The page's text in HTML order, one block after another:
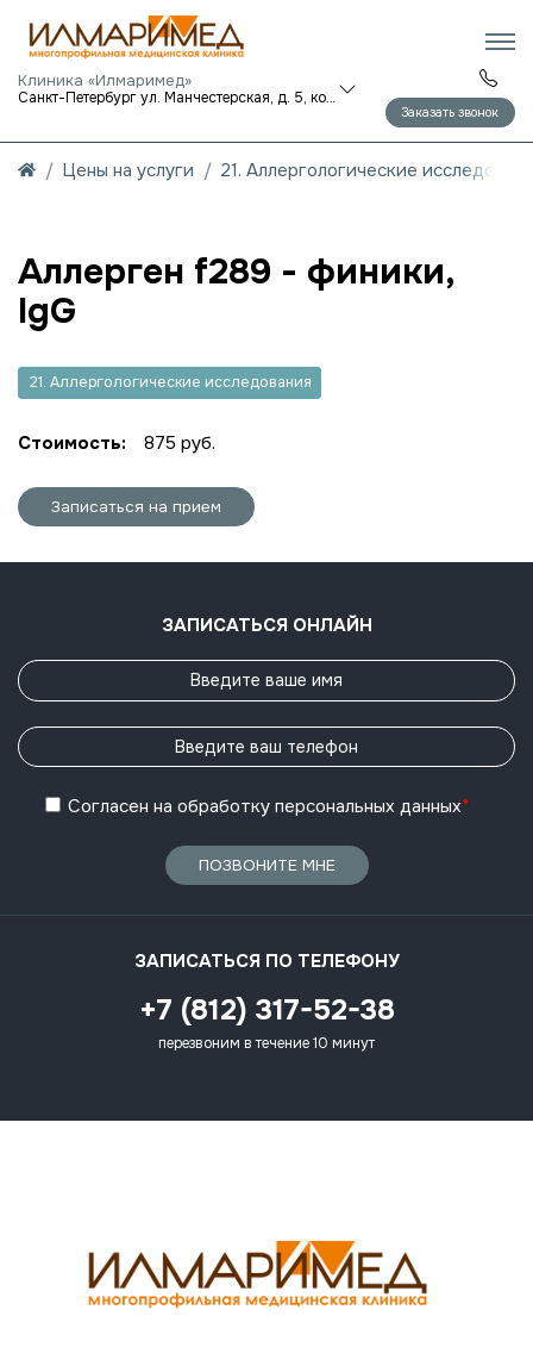
Клиника «Илмаримед»
Санкт-Петербург ул. Манчестерская, д. 5, корп. 1
Заказать звонок
Цены на услуги 21. Аллергологические
Аллерген f289 - финики,
IgG
21. Аллергологические исследования
Стоимость: 875 руб.
Записаться на прием
ЗАПИСАТЬСЯ ОНЛАЙН
Согласен на обработку персональных данных*
ПОЗВОНИТЕ МНЕ
ЗАПИСАТЬСЯ ПО ТЕЛЕФОНУ
+7 (812) 317-52-38
перезвоним в течение 10 минут